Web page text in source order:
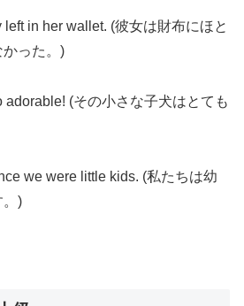
in her wallet. (彼女は財布にほと
かった。)
adorable! (その小さな子犬はとても
we were little kids. (私たちは幼
。)